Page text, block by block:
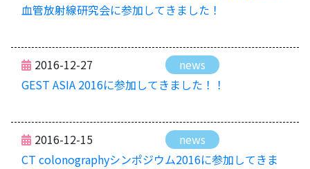
血管放射線研究会に参加してきました！
2016-12-27
news
GEST ASIA 2016に参加してきました！！
2016-12-15
news
CT colonographyシンポジウム2016に参加してきま